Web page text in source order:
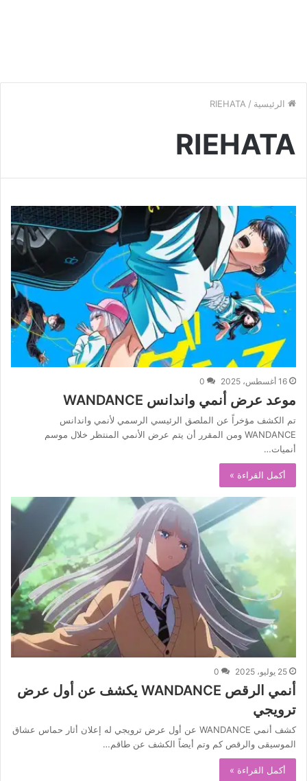
الرئيسية /
RIEHATA
RIEHATA
16 أغسطس، 2025 0
موعد عرض أنمي واندانس WANDANCE
تم الكشف مؤخراً عن الملصق الرئيسي الرسمي لأنمي واندانس
WANDANCE ومن المقرر أن يتم عرض الأنمي المنتظر خلال موسم
أنميات…
أكمل القراءة »
25 يوليو، 2025 0
أنمي الرقص WANDANCE يكشف عن أول عرض
ترويجي
كشف أنمي WANDANCE عن أول عرض ترويجي له إعلان أثار حماس عشاق
الموسيقى والرقص كم وتم أيضاً الكشف عن طاقم…
أكمل القراءة »